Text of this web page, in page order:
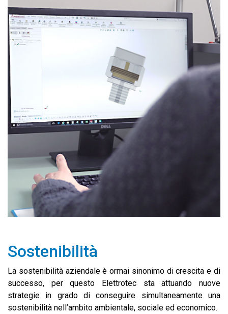
Sostenibilità
La sostenibilità aziendale è ormai sinonimo di crescita e di
successo, per questo Elettrotec sta attuando nuove
strategie in grado di conseguire simultaneamente una
sostenibilità nell’ambito ambientale, sociale ed economico.